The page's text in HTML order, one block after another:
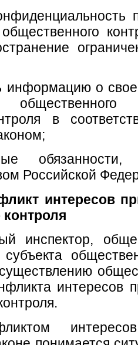
информацию о
в
обязанности,
Российской
интересов
инспектор,
интересов